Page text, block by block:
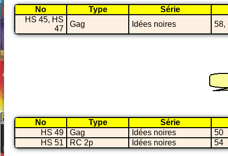
No Type
Série
HS 45, HS
47
Gag Idées noires 58,
No Type
Série
HS 49
Gag Idées noires
50
HS 51
RC 2p Idées noires 54